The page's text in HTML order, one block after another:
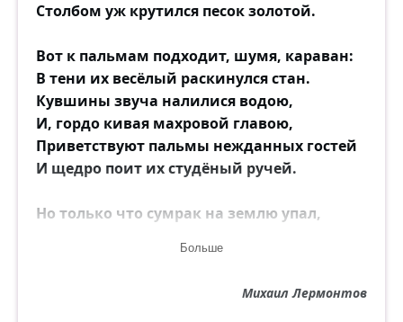
Столбом уж крутился песок золотой.
Вот к пальмам подходит, шумя, караван:
В тени их весёлый раскинулся стан.
Кувшины звуча налилися водою,
И, гордо кивая махровой главою,
Приветствуют пальмы нежданных гостей
И щедро поит их студёный ручей.
Но только что сумрак на землю упал,
И пали без жизни питомцы столетий!
Изрублены были тела их потом,
Больше
Михаил Лермонтов